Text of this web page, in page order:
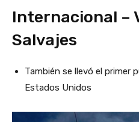
Internacional –
Salvajes
También se llevó el primer
Estados Unidos